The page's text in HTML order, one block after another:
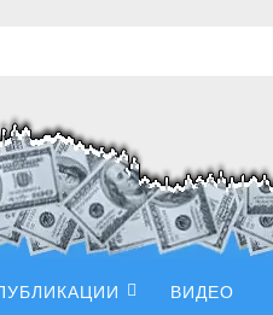
ВИДЕО